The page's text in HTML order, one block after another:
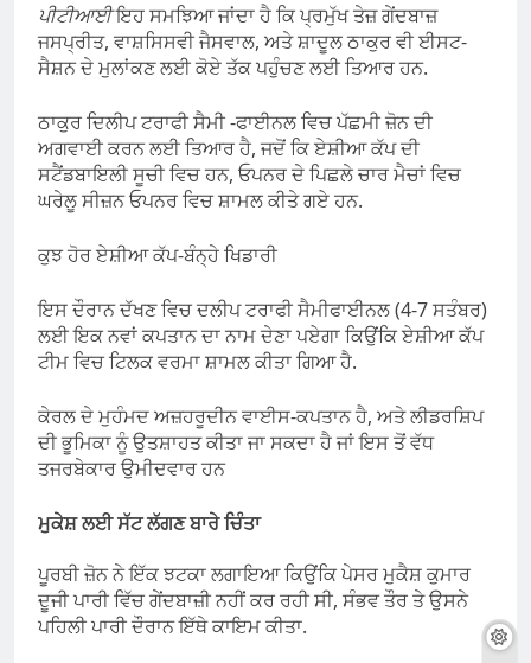
ਪੀਟੀਆਈਇਹ ਸਮਝਿਆ ਜਾਂਦਾ ਹੈ ਕਿ ਪ੍ਰਮੁੱਖ ਤੇਜ਼ ਗੇਂਦਬਾਜ਼
ਜਸਪ੍ਰੀਤ, ਵਾਸ਼ਸਿਸਵੀ ਜੈਸਵਾਲ, ਅਤੇ ਸ਼ਾਦੂਲ ਠਾਕੁਰ ਵੀ ਈਸਟ-
ਸੈਸ਼ਨ ਦੇ ਮੁਲਾਂਕਣ ਲਈ ਕੋਏ ਤੱਕ ਪਹੁੰਚਣ ਲਈ ਤਿਆਰ ਹਨ.
ਠਾਕੁਰ ਦਿਲੀਪ ਟਰਾਫੀ ਸੈਮੀ -ਫਾਈਨਲ ਵਿਚ ਪੱਛਮੀ ਜ਼ੋਨ ਦੀ
ਅਗਵਾਈ ਕਰਨ ਲਈ ਤਿਆਰ ਹੈ, ਜਦੋਂ ਕਿ ਏਸ਼ੀਆ ਕੱਪ ਦੀ
ਸਟੈਂਡਬਾਇਲੀ ਸੂਚੀ ਵਿਚ ਹਨ, ਓਪਨਰ ਦੇ ਪਿਛਲੇ ਚਾਰ ਮੈਚਾਂ ਵਿਚ
ਘਰੇਲੂ ਸੀਜ਼ਨ ਓਪਨਰ ਵਿਚ ਸ਼ਾਮਲ ਕੀਤੇ ਗਏ ਹਨ.
ਕੁਝ ਹੋਰ ਏਸ਼ੀਆ ਕੱਪ-ਬੰਨ੍ਹੇ ਖਿਡਾਰੀ
ਇਸ ਦੌਰਾਨ ਦੱਖਣ ਵਿਚ ਦਲੀਪ ਟਰਾਫੀ ਸੈਮੀਫਾਈਨਲ (4-7 ਸਤੰਬਰ)
ਲਈ ਇਕ ਨਵਾਂ ਕਪਤਾਨ ਦਾ ਨਾਮ ਦੇਣਾ ਪਏਗਾ ਕਿਉਂਕਿ ਏਸ਼ੀਆ ਕੱਪ
ਟੀਮ ਵਿਚ ਟਿਲਕ ਵਰਮਾ ਸ਼ਾਮਲ ਕੀਤਾ ਗਿਆ ਹੈ.
ਕੇਰਲ ਦੇ ਮੁਹੰਮਦ ਅਜ਼ਹਰੂਦੀਨ ਵਾਈਸ-ਕਪਤਾਨ ਹੈ, ਅਤੇ ਲੀਡਰਸ਼ਿਪ
ਦੀ ਭੂਮਿਕਾ ਨੂੰ ਉਤਸ਼ਾਹਤ ਕੀਤਾ ਜਾ ਸਕਦਾ ਹੈ ਜਾਂ ਇਸ ਤੋਂ ਵੱਧ
ਤਜਰਬੇਕਾਰ ਉਮੀਦਵਾਰ ਹਨ
ਮੁਕੇਸ਼ ਲਈ ਸੱਟ ਲੱਗਣ ਬਾਰੇ ਚਿੰਤਾ
ਪੂਰਬੀ ਜ਼ੋਨ ਨੇ ਇੱਕ ਝਟਕਾ ਲਗਾਇਆ ਕਿਉਂਕਿ ਪੇਸਰ ਮੁਕੈਸ਼ ਕੁਮਾਰ
ਦੂਜੀ ਪਾਰੀ ਵਿੱਚ ਗੇਂਦਬਾਜ਼ੀ ਨਹੀਂ ਕਰ ਰਹੀ ਸੀ, ਸੰਭਵ ਤੌਰ ਤੇ ਉਸਨੇ
ਪਹਿਲੀ ਪਾਰੀ ਦੌਰਾਨ ਇੱਥੇ ਕਾਇਮ ਕੀਤਾ.